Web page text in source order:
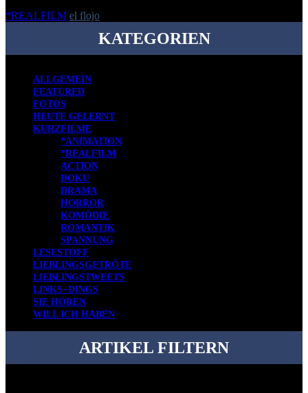
*REALFILM el flojo
KATEGORIEN
ALLGEMEIN
FEATURED
FOTOS
HEUTE GELERNT
KURZFILME
*ANIMATION
*REALFILM
ACTION
DOKU
DRAMA
HORROR
KOMÖDIE
ROMANTIK
SPANNUNG
LESESTOFF
LIEBLINGSGETRÖTE
LIEBLINGSTWEETS
LINKS+DINGS
SIE HÖREN
WILL ICH HABEN
ARTIKEL FILTERN